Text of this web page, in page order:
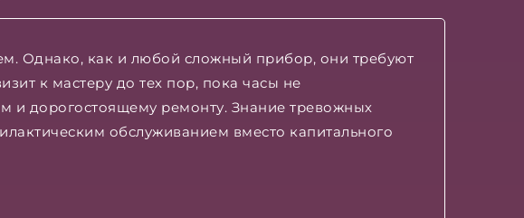
Однако, как и любой сложный прибор, они требуют
к мастеру до тех пор, пока часы не
и дорогостоящему ремонту. Знание тревожных
обслуживанием вместо капитального